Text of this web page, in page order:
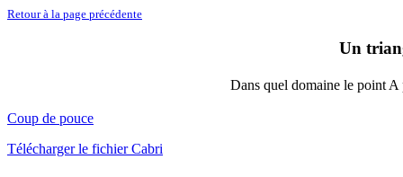
Retour à la page précédente
Un
Dans quel domaine le point A
Coup de pouce
Télécharger le fichier Cabri